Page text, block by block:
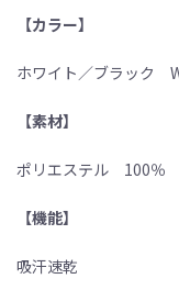
【カラー】
ホワイト／ブラック
【素材】
ポリエステル 100％
【機能】
吸汗速乾